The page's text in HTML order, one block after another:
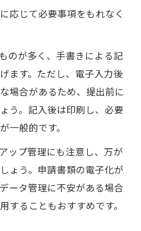
応じて必要事項をもれなく
のが多く、手書きによる記
ます。ただし、電子入力後
場合があるため、提出前に
う。記入後は印刷し、必要
一般的です。
ップ管理にも注意し、万が
ょう。申請書類の電子化が
ータ管理に不安がある場合
することもおすすめです。